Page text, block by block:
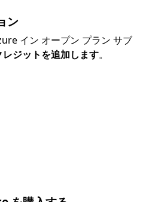
ン
イン オープン プラン サブ
ジットを追加します。